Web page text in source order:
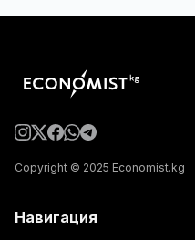
Copyright © 2025 Economist.kg
Навигация